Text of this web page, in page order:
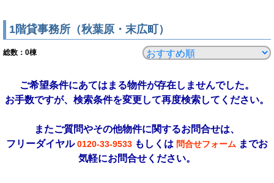
1階貸事務所（秋葉原・末広町）
総数： 0棟
ご希望条件にあてはまる物件が存在しませんでした。
お手数ですが、検索条件を変更して再度検索してください。
またご質問やその他物件に関するお問合せは、
フリーダイヤル0120-33-9533 もしくは 問合せフォーム までお
気軽にお問合せください。